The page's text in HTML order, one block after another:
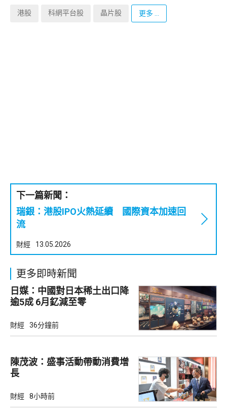
港股 科網平台股 晶片股 更多 ...
下一篇新聞：
瑞銀：港股IPO火熱延續 國際資本加速回
流
財經 13.05.2026
更多即時新聞
日媒：中國對日本稀土出口降
逾5成 6月釔減至零
財經 36分鐘前
陳茂波：盛事活動帶動消費增
長
財經 8小時前